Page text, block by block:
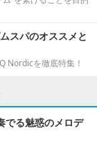
スパのオススメと
Nordicを徹底特集！
でる魅惑のメロデ